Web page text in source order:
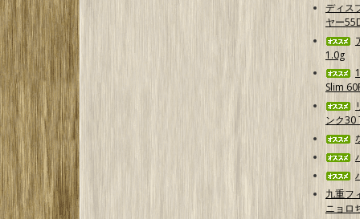
ディス
ヤー
1.0g
Slim
ンク30
九重フ
ニョロ